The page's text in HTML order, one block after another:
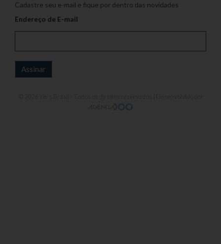
Cadastre seu e-mail e fique por dentro das novidades
Endereço de E-mail